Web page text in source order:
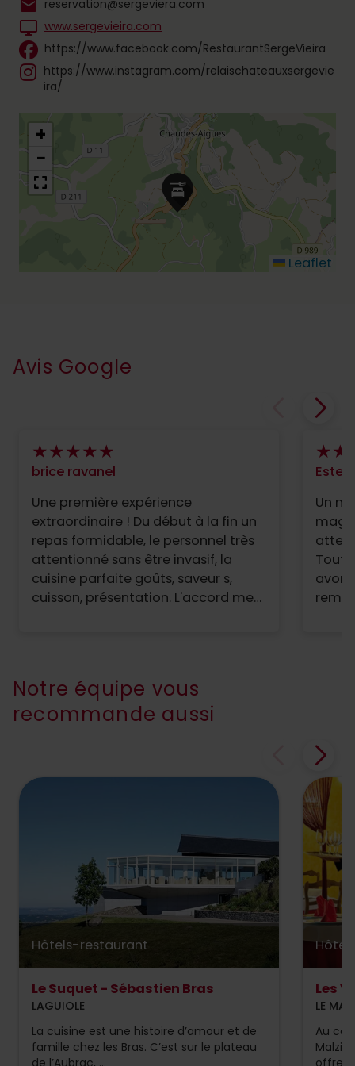
mail reservation@sergeviera.com
desktop_windows www.sergevieira.com
https://www.facebook.com/RestaurantSergeVieira
https://www.instagram.com/relaischateauxsergevie
ira/
+
−
Leaflet
Avis Google
brice ravanel
Une première expérience
extraordinaire ! Du début à la fin un
repas formidable, le personnel très
attentionné sans être invasif, la
cuisine parfaite goûts, saveur s,
cuisson, présentation. L'accord mets
avons vraiment été ravie de ces
quelques heures de bonheur. Merci
Un
Tout
Notre équipe vous
recommande aussi
Hôtels-restaurant
Le Suquet - Sébastien Bras
LAGUIOLE
La cuisine est une histoire d’amour et de
famille chez les Bras. C’est sur le plateau
de l’Aubrac, ...
Les
LE
Au
offre